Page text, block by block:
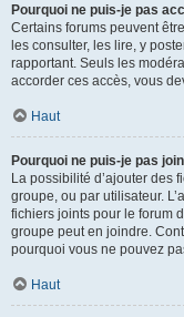
Pourquoi ne puis-je pas
Certains forums peuvent
les consulter, les lire, y
rapportant. Seuls les
accorder ces accès, vous
Haut
Pourquoi ne puis-je pas
La possibilité d’ajouter des
groupe, ou par utilisateur.
fichiers joints pour le forum
groupe peut en joindre.
pourquoi vous ne pouvez
Haut